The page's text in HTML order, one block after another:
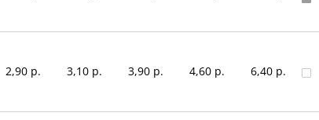
2,90 р. 3,10 р. 3,90 р. 4,60 р. 6,40 р.